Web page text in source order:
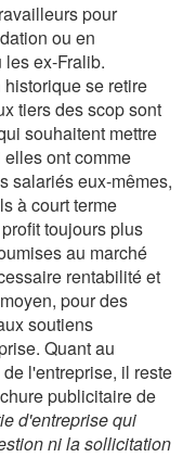
pour
ou en
les ex-Fralib.
se retire
tiers des scop sont
souhaitent mettre
ont comme
salariés eux-mêmes,
à court terme
toujours plus
au marché
rentabilité et
pour des
soutiens
Quant au
l'entreprise, il reste
publicitaire de
d'entreprise qui
ni la sollicitation